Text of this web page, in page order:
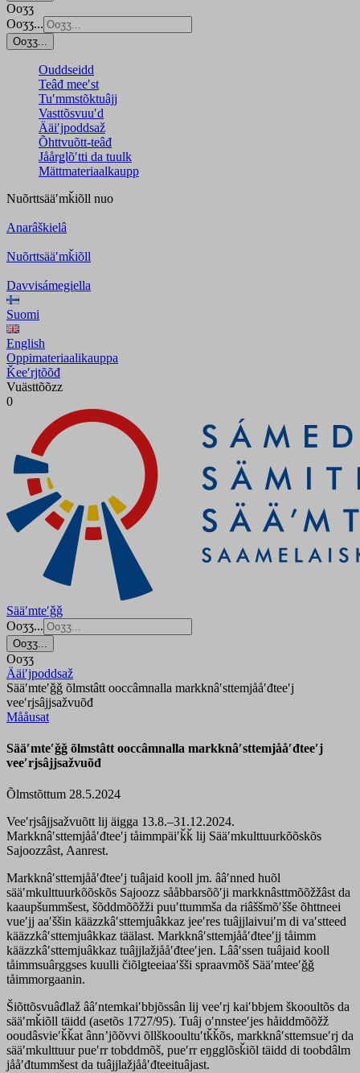
Ooʒʒ
Ooʒʒ...
Ooʒʒ...
Ouddseidd
Teâđ meeʹst
Tuʹmmstõktuâjj
Vasttõsvuuʹd
Ääiʹjpoddsaž
Õhttvuõtt-teâđ
Jåårǥlõʹtti da tuulk
Mättmateriaalkaupp
Nuõrttsääʹmǩiõll nuo
Anarâškielâ
Nuõrttsääʹmǩiõll
Davvisámegiella
Suomi
English
Oppimateriaalikauppa
Ǩeeʹrjtõõđ
Vuästtõõzz
0
Sääʹmteʹǧǧ
Ooʒʒ...
Ooʒʒ...
Ooʒʒ
Ääiʹjpoddsaž
Sääʹmteʹǧǧ õlmstâtt ooccâmnalla markknâʹsttemjååʹđteeʹj
veeʹrjsâjjsažvuõđ
Mååusat
Sääʹmteʹǧǧ õlmstâtt ooccâmnalla markknâʹsttemjååʹđteeʹj
veeʹrjsâjjsažvuõđ
Õlmstõttum 28.5.2024
Veeʹrjsâjjsažvuõtt lij äigga 13.8.–31.12.2024.
Markknâʹsttemjååʹđteeʹj tåimmpäiʹǩǩ lij Sääʹmkulttuurkõõskõs
Sajoozzâst, Aanrest.
Markknâʹsttemjååʹđteeʹj tuâjaid kooll jm. ââʹnned huõl
sääʹmkulttuurkõõskõs Sajoozz sååbbarsõõʹji markknâsttmõõžžâst da
kaaupšummšest, šõddmõõžži puuʹttummša da riâššmõʹšše õhttneei
vueʹjj aaʹššin kääzzkâʹsttemjuâkkaz jeeʹres tuâjjlaivuiʹm di vaʹstteed
kääzzkâʹsttemjuâkkaz täälast. Markknâʹsttemjååʹđteeʹjj tåimm
kääzzkâʹsttemjuâkkaz tuâjjlažjååʹđteeʹjen. Lââʹssen tuâjaid kooll
tåimmsuârggses kuulli čiõlǥteeiaaʹšši spraavmõš Sääʹmteeʹǧǧ
tåimmorgaanin.
Šiõttõsvuâđlaž ââʹntemkaiʹbbjõssân lij veeʹrj kaiʹbbjem škooultõs da
sääʹmǩiõll täidd (asetõs 1727/95). Tuâj oʹnnsteeʹjes håiddmõõžž
ooudâsvieʹǩǩat ânnʼjõõvvi õllškooultuʹtǩǩõs, markknâʹsttemsueʹrj da
sääʹmkulttuur pueʹrr tobddmõš, pueʹrr eŋgglõsǩiõl täidd di toobdâlm
jååʹđtummšest da tuâjjlažjååʹđteeituâjast.